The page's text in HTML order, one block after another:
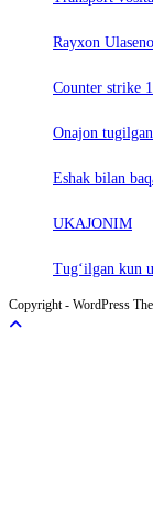
Rayxon
Counter strike
Onajon
Eshak bilan
UKAJONIM
Tug‘ilgan kun
Copyright - WordPress